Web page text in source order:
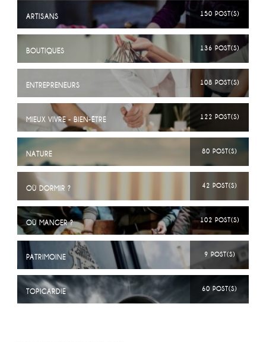
ARTISANS 150 POST(S)
BOUTIQUES 136 POST(S)
ENTREPRENEURS 108 POST(S)
MIEUX VIVRE - BIEN-ÊTRE 122 POST(S)
NATURE 80 POST(S)
OÙ DORMIR ? 42 POST(S)
OÙ MANGER ? 102 POST(S)
PATRIMOINE 9 POST(S)
TOPICARDIE 60 POST(S)